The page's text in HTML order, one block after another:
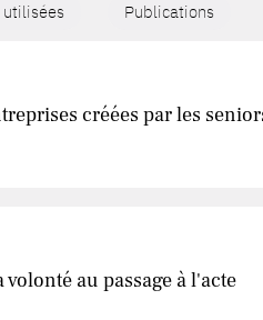
utilisées Publications
créées par les
au passage à l'acte